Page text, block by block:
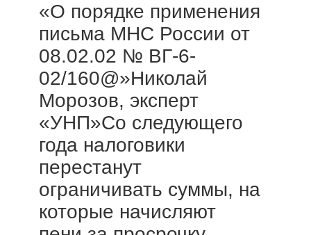
«О порядке применения
письма МНС России от
08.02.02 № ВГ-6-
02/160@»Николай
Морозов, эксперт
«УНП»Со следующего
года налоговики
перестанут
ограничивать суммы, на
которые начисляют